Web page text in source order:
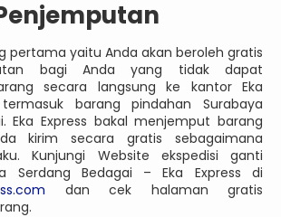
pertama yaitu Anda akan beroleh gratis
bagi Anda yang tidak dapat
secara langsung ke kantor Eka
barang pindahan Surabaya
Eka Express bakal menjemput barang
kirim secara gratis sebagaimana
Kunjungi Website ekspedisi ganti
Serdang Bedagai – Eka Express di
dan cek halaman gratis